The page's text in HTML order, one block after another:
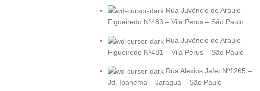
Rua Juvêncio de Araújo
Figueiredo Nº483 – Vila Perus – São Paulo
Rua Juvêncio de Araújo
Figueiredo Nº481 – Vila Perus – São Paulo
Rua Alexios Jafet Nº1265 –
Jd. Ipanema – Jaraguá – São Paulo